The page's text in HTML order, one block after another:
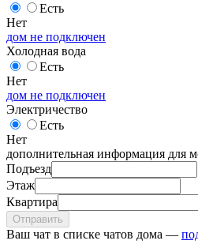
Есть
Нет
дом не подключен
Холодная вода
Есть
Нет
дом не подключен
Электричество
Есть
Нет
дополнительная информация для
Подъезд
Этаж
Квартира
Отправить
Ваш чат в списке чатов дома —